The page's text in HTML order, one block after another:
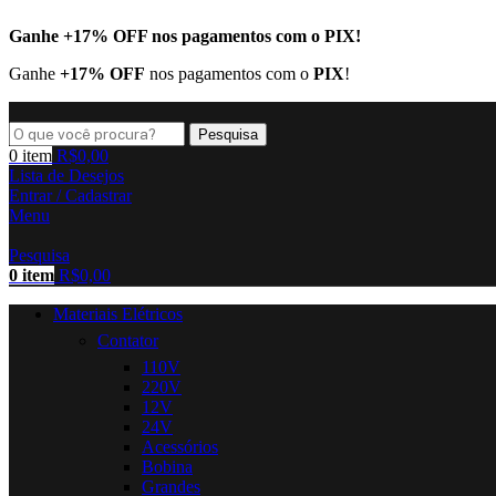
Ganhe +17% OFF nos pagamentos com o PIX!
Ganhe +17% OFF nos pagamentos com o PIX!
Pesquisa
0 item R$0,00
Lista de Desejos
Entrar / Cadastrar
Menu
Pesquisa
0 item R$0,00
Materiais Elétricos
Contator
110V
220V
12V
24V
Acessórios
Bobina
Grandes